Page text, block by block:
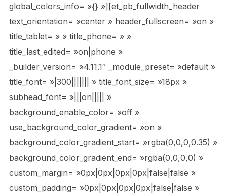
global_colors_info= »{} »][et_pb_fullwidth_header
text_orientation= »center » header_fullscreen= »on »
title_tablet= » » title_phone= » »
title_last_edited= »on|phone »
_builder_version= »4.11.1″ _module_preset= »default »
title_font= »|300||||||| » title_font_size= »18px »
subhead_font= »|||on||||| »
background_enable_color= »off »
use_background_color_gradient= »on »
background_color_gradient_start= »rgba(0,0,0,0.35) »
background_color_gradient_end= »rgba(0,0,0,0) »
custom_margin= »0px|0px|0px|0px|false|false »
custom_padding= »0px|0px|0px|0px|false|false »